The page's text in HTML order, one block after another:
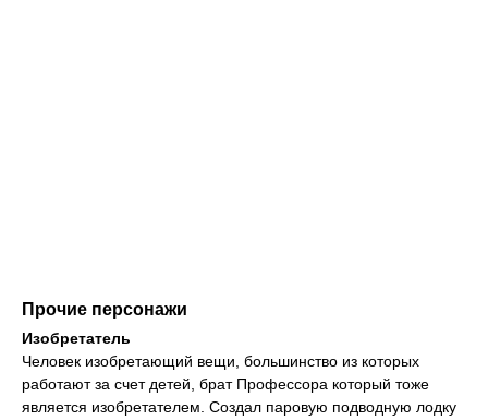
Прочие персонажи
Изобретатель
Человек изобретающий вещи, большинство из которых
работают за счет детей, брат Профессора который тоже
является изобретателем. Создал паровую подводную лодку